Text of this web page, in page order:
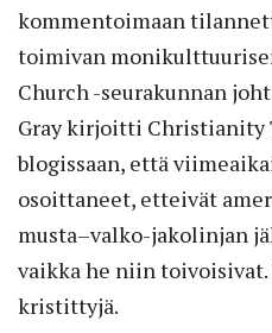
kommentoimaan
toimivan
Church -seurakunnan
Gray kirjoitti Christianity
blogissaan, että
osoittaneet, etteivät
musta–valko-jakolinjan
vaikka he niin toivoisivat.
kristittyjä.